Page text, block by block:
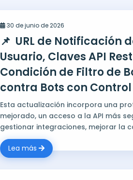
30 de junio de 2026
📌 URL de Notificación
Usuario, Claves API
Condición de Filtro de
contra Bots con
Esta actualización incorpora una
mejorado, un acceso a la API más
gestionar integraciones, mejorar la
Lea más